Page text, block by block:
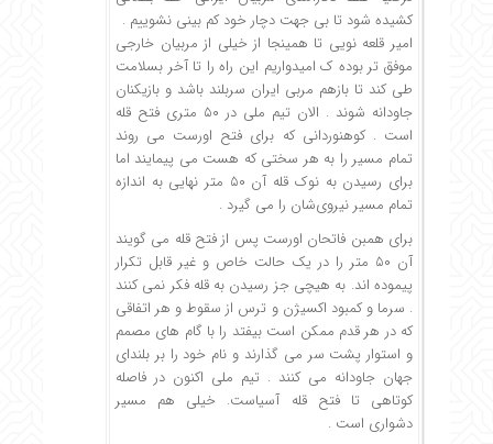
کشیده شود تا بی جهت دچار خود کم بینی نشوییم .
امیر قلعه نویی تا همینجا از خیلی از مربیان خارجی
موفق تر بوده ک امیدواریم این راه را تا آخر بسلامت
طی کند تا بازهم مربی ایران سربلند باشد و بازیکنان
جاودانه شوند . الان تیم ملی در ۵۰ متری فتح قله
است . کوهنوردانی که برای فتح اورست می روند
تمام مسیر را به هر سختی که هست می پیمایند اما
برای رسیدن به نوک قله آن ۵۰ متر نهایی به اندازه
تمام مسیر نیروی‌شان را می گیرد .
برای همبن‌ فاتحان اورست پس از فتح قله می گویند
آن ۵۰ متر را در یک حالت خاص و غیر قابل تکرار
پیموده اند. به هیچی جز رسیدن به قله فکر نمی کنند
. سرما و کمبود اکسیژن و ترس از سقوط و هر اتفاقی
که در هر قدم ممکن است بیفتد را با گام های مصمم
و استوار پشت سر می گذارند و نام خود را بر بلندای
جهان جاودانه می کنند .‌ تیم ملی اکنون در فاصله
کوتاهی تا فتح قله آسیاست. خیلی هم مسیر
دشواری است .